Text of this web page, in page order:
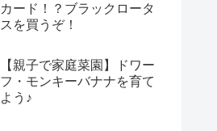
カード！？ブラックロータ
スを買うぞ！
【親子で家庭菜園】ドワー
フ・モンキーバナナを育て
よう♪